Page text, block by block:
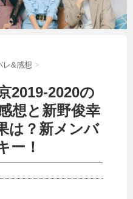
レ&感想 >
2019-2020の
想と新野俊幸
は？新メンバ
ー！